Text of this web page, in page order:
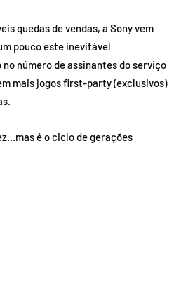
quedas de vendas, a Sony vem
pouco este inevitável
número de assinantes do serviço
mais jogos first-party (exclusivos)
é o ciclo de gerações